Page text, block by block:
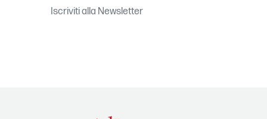
Iscriviti alla Newsletter